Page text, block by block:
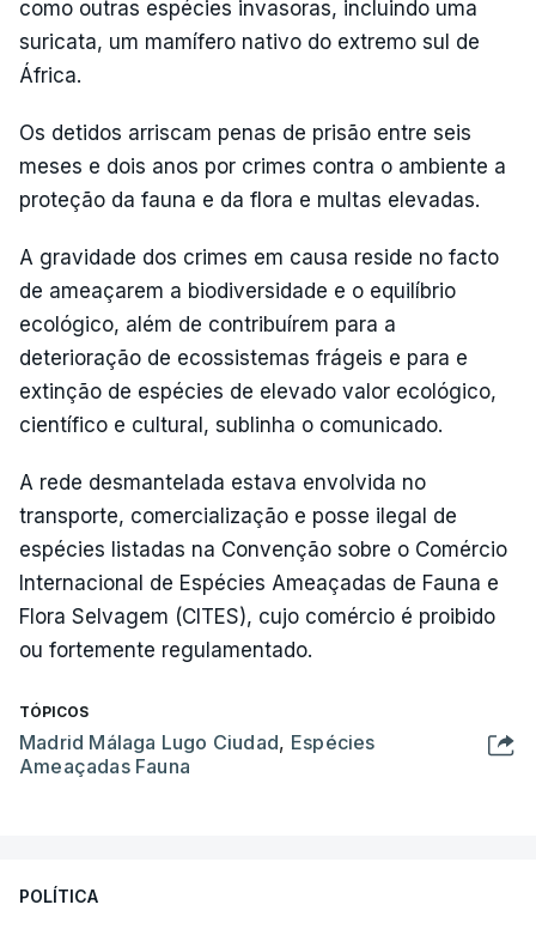
como outras espécies invasoras, incluindo uma
suricata, um mamífero nativo do extremo sul de
África.
Os detidos arriscam penas de prisão entre seis
meses e dois anos por crimes contra o ambiente a
proteção da fauna e da flora e multas elevadas.
A gravidade dos crimes em causa reside no facto
de ameaçarem a biodiversidade e o equilíbrio
ecológico, além de contribuírem para a
deterioração de ecossistemas frágeis e para e
extinção de espécies de elevado valor ecológico,
científico e cultural, sublinha o comunicado.
A rede desmantelada estava envolvida no
transporte, comercialização e posse ilegal de
espécies listadas na Convenção sobre o Comércio
Internacional de Espécies Ameaçadas de Fauna e
Flora Selvagem (CITES), cujo comércio é proibido
ou fortemente regulamentado.
TÓPICOS
Madrid Málaga Lugo Ciudad, Espécies
Ameaçadas Fauna
POLÍTICA